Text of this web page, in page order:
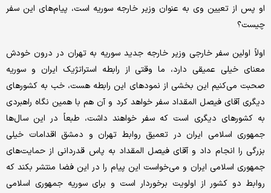
او پس از تعیین وی به عنوان وزیر خارجه سوریه است، پیام‌های این سفر
چیست؟
اولاً اولین سفر خارجی وزیر خارجه جدید سوریه به تهران در درون خودش
معنای خیلی عمیقی دارد، ما وقتی از رابطه استراتژیک ایران و سوریه
صحبت می‌کنیم این بخشی از نمودهای این رابطه هست، خب به کشورهای
دیگری آقای فیصل المقداد سفر خواهد کرد و آن هم با همین نگاه راهبردی
به کشورهای دیگری است که سفر خواهند داشت، طبعاً در این سال‌ها
جمهوری اسلامی ایران در تعمیق روابط تهران و دمشق اقدامات خیلی
بزرگی را انجام داد و آقای فیصل المقداد به پاس قدردانی از حمایت‌های
جمهوری اسلامی ایران و می‌خواست این پیام را در این فضا منتشر بکند که
روابط دو کشور از اولویت برخوردار است و برای سوریه جمهوری اسلامی